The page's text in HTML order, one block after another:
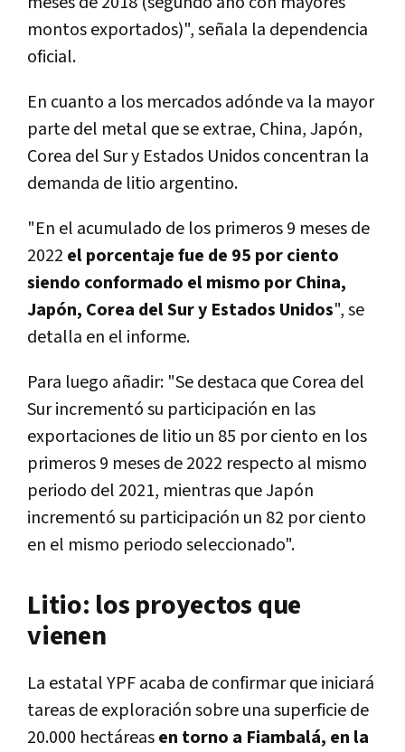
montos exportados)", señala la dependencia
oficial.
En cuanto a los mercados adónde va la mayor
parte del metal que se extrae, China, Japón,
Corea del Sur y Estados Unidos concentran la
demanda de litio argentino.
"En el acumulado de los primeros 9 meses de
2022 el porcentaje fue de 95 por ciento
siendo conformado el mismo por China,
Japón, Corea del Sur y Estados Unidos", se
detalla en el informe.
Para luego añadir: "Se destaca que Corea del
Sur incrementó su participación en las
exportaciones de litio un 85 por ciento en los
primeros 9 meses de 2022 respecto al mismo
periodo del 2021, mientras que Japón
incrementó su participación un 82 por ciento
en el mismo periodo seleccionado".
Litio: los proyectos que
vienen
La estatal YPF acaba de confirmar que iniciará
tareas de exploración sobre una superficie de
20.000 hectáreasen torno a Fiambalá, en la